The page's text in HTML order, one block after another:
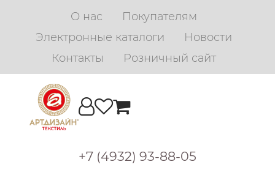
О нас
Покупателям
Электронные каталоги
Новости
Контакты
Розничный сайт
+7 (4932) 93-88-05